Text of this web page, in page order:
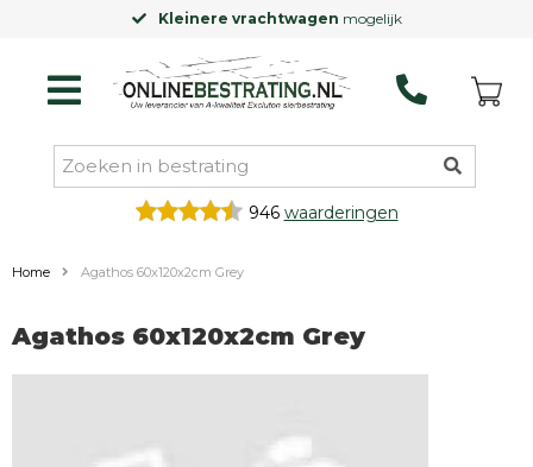
Kleinere vrachtwagen mogelijk
946 waarderingen
Home Agathos 60x120x2cm Grey
Agathos 60x120x2cm Grey